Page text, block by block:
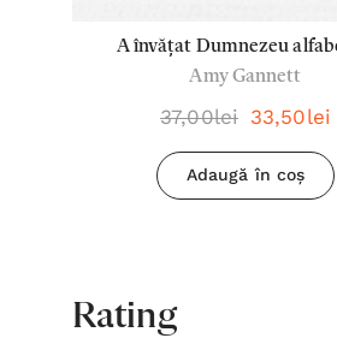
A învățat Dumnezeu
Amy Gannett
37,00lei 33,50lei
Adaugă în coș
Rating